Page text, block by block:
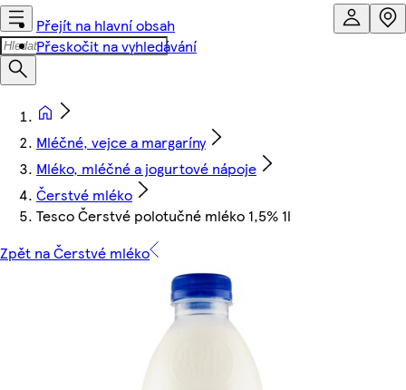
Přejít na hlavní obsah
Přeskočit na vyhledávání
Mléčné, vejce a margaríny
Mléko, mléčné a jogurtové nápoje
Čerstvé mléko
Tesco Čerstvé polotučné mléko 1,5% 1l
Zpět na Čerstvé mléko